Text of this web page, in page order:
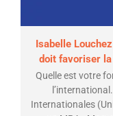
Isabelle
doit favoriser
Quelle est votre
Internationales